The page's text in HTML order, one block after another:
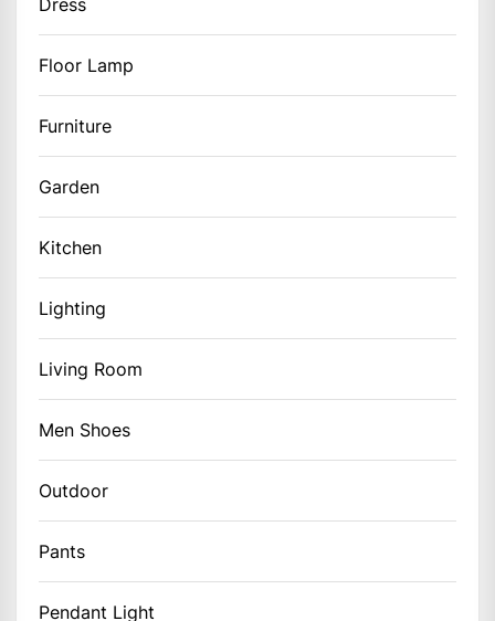
Dress
Floor Lamp
Furniture
Garden
Kitchen
Lighting
Living Room
Men Shoes
Outdoor
Pants
Pendant Light